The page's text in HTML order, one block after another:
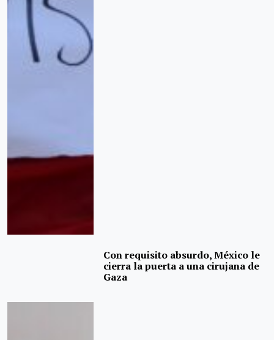
Con requisito absurdo, México le
cierra la puerta a una cirujana de
Gaza